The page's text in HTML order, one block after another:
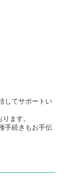
してサポートい
ます。
手続きもお手伝